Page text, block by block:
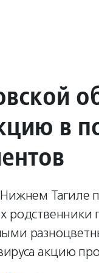
в
Нижнем
акцию